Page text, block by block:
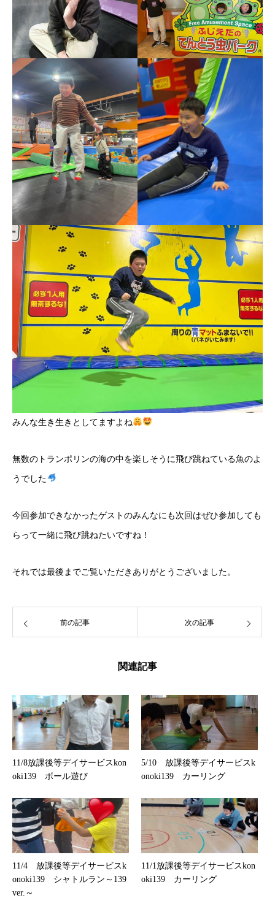
みんな生き生きとしてますよね
無数のトランポリンの海の中を楽しそうに飛び跳ねている魚のよ
うでした
今回参加できなかったゲストのみんなにも次回はぜひ参加しても
らって一緒に飛び跳ねたいですね！
それでは最後までご覧いただきありがとうございました。
前の記事 次の記事
関連記事
11/8放課後等デイサービスkon
oki139 ボール遊び
5/10 放課後等デイサービスk
onoki139 カーリング
11/4 放課後等デイサービスk
onoki139 シャトルラン～139
ver.～
11/1放課後等デイサービスkon
oki139 カーリング